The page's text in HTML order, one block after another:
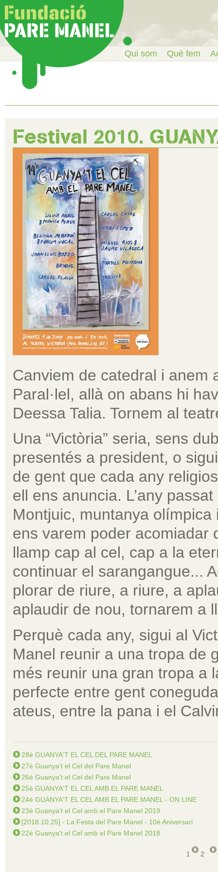
Qui som Què fem
Festival 2010.
Canviem de catedral i anem
Paral·lel, allà on abans hi
Deessa Talia. Tornem al
Una “Victòria” seria, sens
presentés a president, o
de gent que cada any
ell ens anuncia. L’any
Montjuic, muntanya
ens varem poder acomiadar
llamp cap al cel, cap a la
continuar el sarangangue...
plorar de riure, a riure, a
aplaudir de nou, tornarem a
Perquè cada any, sigui al
Manel reunir a una tropa de
més reunir una gran tropa a
perfecte entre gent
ateus, entre la pana i el
28è GUANYA'T EL CEL DEL PARE MANEL
27è Guanya't el Cel del Pare Manel
26è Guanya't el Cel del Pare Manel
25è GUANYA'T EL CEL AMB EL PARE MANEL
24è GUANYA'T EL CEL AMB EL PARE MANEL - ON LINE
23è Guanya't el Cel amb el Pare Manel 2019
[2018.10.25] - La Festa del Pare Manel - 10è Aniversari
22è Guanya't el Cel amb el Pare Manel 2018
1 2